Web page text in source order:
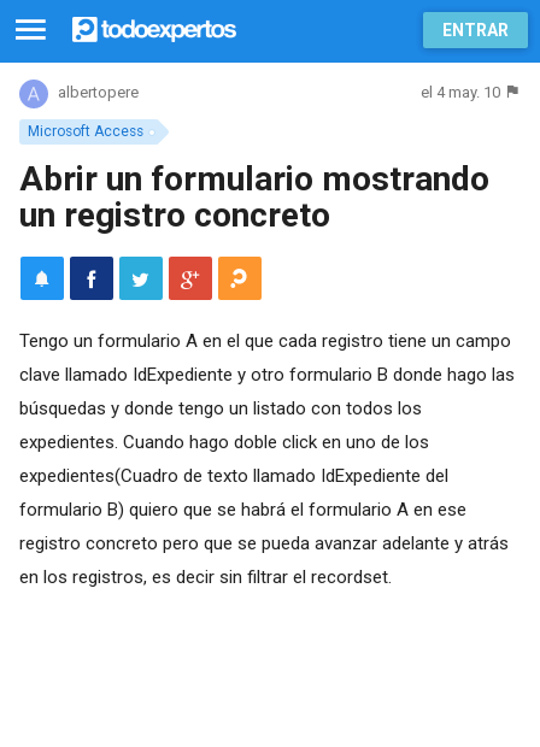
ENTRAR
Microsoft Access
albertopere el 4 may. 10
Abrir un formulario mostrando
un registro concreto
Tengo un formulario A en el que cada registro tiene un campo
clave llamado IdExpediente y otro formulario B donde hago las
búsquedas y donde tengo un listado con todos los
expedientes. Cuando hago doble click en uno de los
expedientes(Cuadro de texto llamado IdExpediente del
formulario B) quiero que se habrá el formulario A en ese
registro concreto pero que se pueda avanzar adelante y atrás
en los registros, es decir sin filtrar el recordset.